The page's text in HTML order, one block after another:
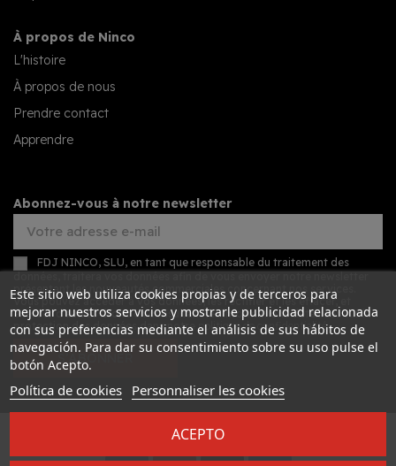
À propos de Ninco
L'histoire
À propos de nous
Prendre contact
Apprendre
Abonnez-vous à notre newsletter
FDJ NINCO, SLU, en tant que responsable du traitement des
présentant les nouveautés commerciales concernant nos services.
Vous pouvez accéder à vos données, les rectifier et les effacer, et
exercer d'autres droits en consultant les informations détaillées sur la
protection des données dans notre politique de confidentialité.
S’ABONNER
Desarrollado por
Este sitio web utiliza cookies propias y de terceros para
mejorar nuestros servicios y mostrarle publicidad relacionada
con sus preferencias mediante el análisis de sus hábitos de
navegación. Para dar su consentimiento sobre su uso pulse el
botón Acepto.
Política de cookies Personnaliser les cookies
ACEPTO